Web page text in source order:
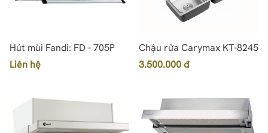
Hút mùi Fandi: FD - 705P
Liên hệ
Chậu rửa Carymax KT-8245
3.500.000 đ